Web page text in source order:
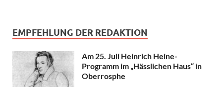
EMPFEHLUNG DER REDAKTION
Am 25. Juli Heinrich Heine-
Programm im „Hässlichen Haus“ in
Oberrosphe